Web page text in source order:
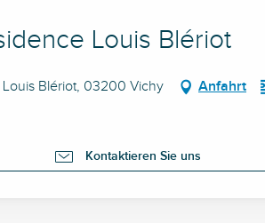
Louis Blériot
Louis Blériot, 03200 Vichy Anfahrt
Kontaktieren Sie uns